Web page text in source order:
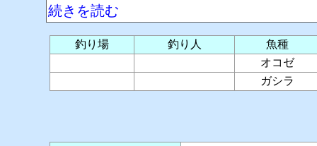
続きを読む
釣り場 釣り人
魚種
オコゼ
ガシラ